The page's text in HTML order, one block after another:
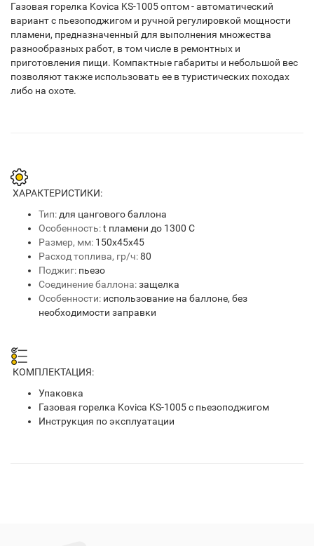
Газовая горелка Kovica KS-1005 оптом - автоматический
вариант с пьезоподжигом и ручной регулировкой мощности
пламени, предназначенный для выполнения множества
разнообразных работ, в том числе в ремонтных и
приготовления пищи. Компактные габариты и небольшой вес
позволяют также использовать ее в туристических походах
либо на охоте.
ХАРАКТЕРИСТИКИ:
Тип: для цангового баллона
Особенность:t пламени до 1300 C
Размер, мм: 150х45х45
Расход топлива, гр/ч:80
Поджиг: пьезо
Соединение баллона:защелка
Особенности: использование на баллоне, без
необходимости заправки
КОМПЛЕКТАЦИЯ:
Упаковка
Газовая горелка Kovica KS-1005 c пьезоподжигом
Инструкция по эксплуатации